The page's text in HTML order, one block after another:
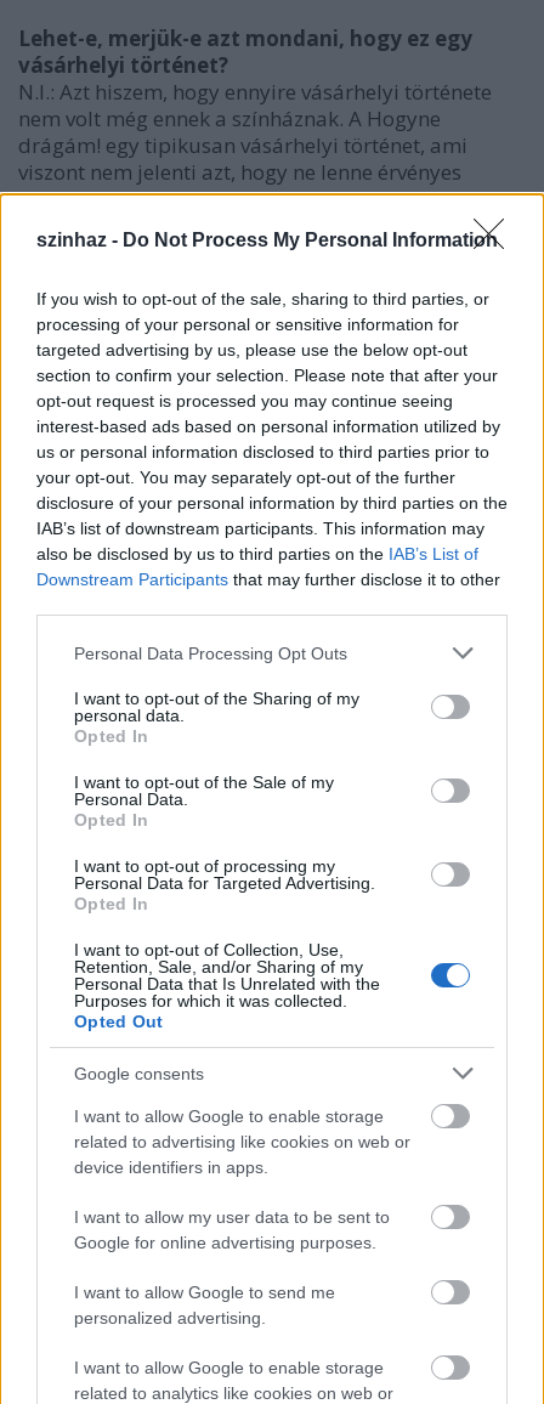
szinhaz - Do Not Process My Personal Information
If you wish to opt-out of the sale, sharing to third parties, or
processing of your personal or sensitive information for
targeted advertising by us, please use the below opt-out
section to confirm your selection. Please note that after your
opt-out request is processed you may continue seeing
interest-based ads based on personal information utilized by
us or personal information disclosed to third parties prior to
your opt-out. You may separately opt-out of the further
disclosure of your personal information by third parties on the
IAB’s list of downstream participants. This information may
also be disclosed by us to third parties on the IAB’s List of
Downstream Participants that may further disclose it to other
Please note that this website/app uses one or more Google
not limited to your visit or usage behaviour. You may click to
grant or deny consent to Google and its third-party tags to
use your data for below specified purposes in below Google
consent section.
Personal Data Processing Opt Outs
I want to opt-out of the Sharing of my
personal data.
Opted In
I want to opt-out of the Sale of my
Personal Data.
Opted In
I want to opt-out of processing my
Personal Data for Targeted Advertising.
Opted In
I want to opt-out of Collection, Use,
Retention, Sale, and/or Sharing of my
Personal Data that Is Unrelated with the
Purposes for which it was collected.
Opted Out
Google consents
I want to allow Google to enable storage
related to advertising like cookies on web or
device identifiers in apps.
I want to allow my user data to be sent to
Google for online advertising purposes.
I want to allow Google to send me
personalized advertising.
I want to allow Google to enable storage
related to analytics like cookies on web or
Lehet-e, merjük-e azt mondani, hogy ez egy
vásárhelyi történet?
N.I.: Azt hiszem, hogy ennyire vásárhelyi története
nem volt még ennek a színháznak. A Hogyne
drágám! egy tipikusan vásárhelyi történet, ami
viszont nem jelenti azt, hogy ne lenne érvényes
bármelyik erdélyi városban. Nagyon érdekes volna
megnézni, hogy az Erdélyen kívül élő magyar
testvérek mit szólnak hozzá. Szerintem ez a darab
az emberi sorsok összefonódnak, ahol a vidékiség
párosul a nagy-nagy elvágyódással, vagy a nagy
önmegvalósítási kényszerrel. Szerintem bárhol
érvényes a téma, de azért mondom, hogy tipikusan
vásárhelyi, mert a „flekkenfalvi” hagyományokat
láthatjuk viszont a karakterekben. (...)
Sebestyén Aba és Székely Csaba a próbán
Székely Csaba szavaival a darabról:
Úgy hallottam, hogy a Hogyne, drágám! egy
kifejezetten vásárhelyi történet... Ezt
mennyiben tudod alátámasztani?
Székely Csaba:Á, annyira nem támasztanám alá....
Próbáltam általános érvénnyel fogalmazni, hogy
minél több kisváros magára ismerhessen. Én azt
gondolom, hogy a kisvárosi helyzetek Közép-Kelet-
próbák folyamán azért beszivárogtak a darabba
vásárhelyi jellegzetességek, - ezszerintem nem baj.
a nézők magukénak érezhetik a felvázolt helyzeteket.